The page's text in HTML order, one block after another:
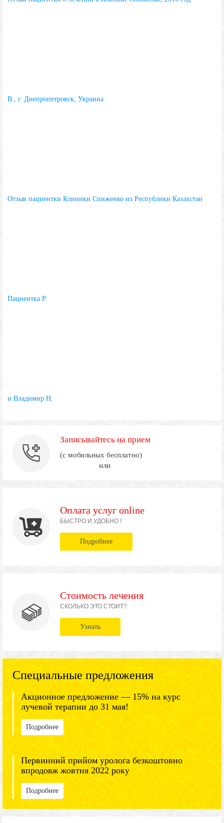
В., г. Днепропетровск, Украина
Отзыв пациентки Клиники Спиженко из Республики Казахстан
Пациентка Р.
и Владимир Н.
Записывайтесь на прием
(с мобильных бесплатно)
или
Оплата услуг online
БЫСТРО И УДОБНО !
Подробнее
Стоимость лечения
СКОЛЬКО ЭТО СТОИТ?
Узнать
Специальные предложения
Акционное предложение — 15% на курс
лучевой терапии до 31 мая!
Подробнее
Первинний прийом уролога безкоштовно
впродовж жовтня 2022 року
Подробнее